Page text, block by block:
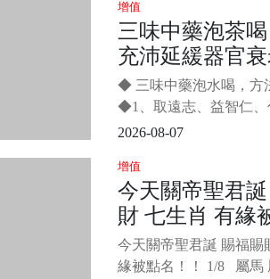
個驚心動魄的案例，一
醫時突感不適，隨後竟
人發黑」猝死，所幸及
免了一場悲劇。 這起事
我們，某些「不起眼」
號，可能
增值
三味中藥泡茶
充沛延緩器官
歲像30歲！現在
◆ 三味中藥泡水喝，方
◆1、取遠志、益智仁、
葯，每味5克泡水即可。
兒。 當我們漸漸覺得精
了，那麼，就買來這三
水當茶喝，會很快覺得
一樣。 遠志和益智仁治
不濟，伸
2026-08-07
增值
今天關帝聖君
財 七生肖 有緣
今天關帝聖君誕 賜福賜
緣被點名！！ 1/8 屬馬